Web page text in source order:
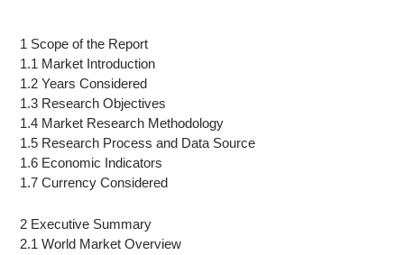
1 Scope of the Report
1.1 Market Introduction
1.2 Years Considered
1.3 Research Objectives
1.4 Market Research Methodology
1.5 Research Process and Data Source
1.6 Economic Indicators
1.7 Currency Considered
2 Executive Summary
2.1 World Market Overview